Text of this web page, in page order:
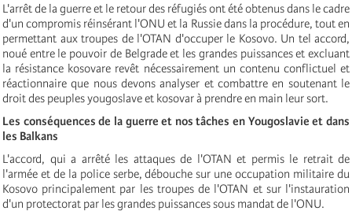
L'arrêt de la guerre et le retour des réfugiés ont été obtenus dans le cadre
d'un compromis réinsérant l'ONU et la Russie dans la procédure, tout en
permettant aux troupes de l'OTAN d'occuper le Kosovo. Un tel accord,
noué entre le pouvoir de Belgrade et les grandes puissances et excluant
la résistance kosovare revêt nécessairement un contenu conflictuel et
réactionnaire que nous devons analyser et combattre en soutenant le
droit des peuples yougoslave et kosovar à prendre en main leur sort.
Les conséquences de la guerre et nos tâches en Yougoslavie et dans
les Balkans
L'accord, qui a arrêté les attaques de l'OTAN et permis le retrait de
l'armée et de la police serbe, débouche sur une occupation militaire du
Kosovo principalement par les troupes de l'OTAN et sur l'instauration
d'un protectorat par les grandes puissances sous mandat de l'ONU.